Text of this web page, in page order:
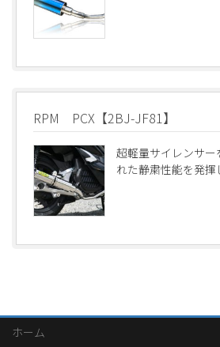
RPM PCX【2BJ-JF81】
超軽量サイレンサ
れた静粛性能を発揮
ホーム